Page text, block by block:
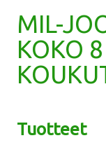
MIL-
KOKO
Tuotteet